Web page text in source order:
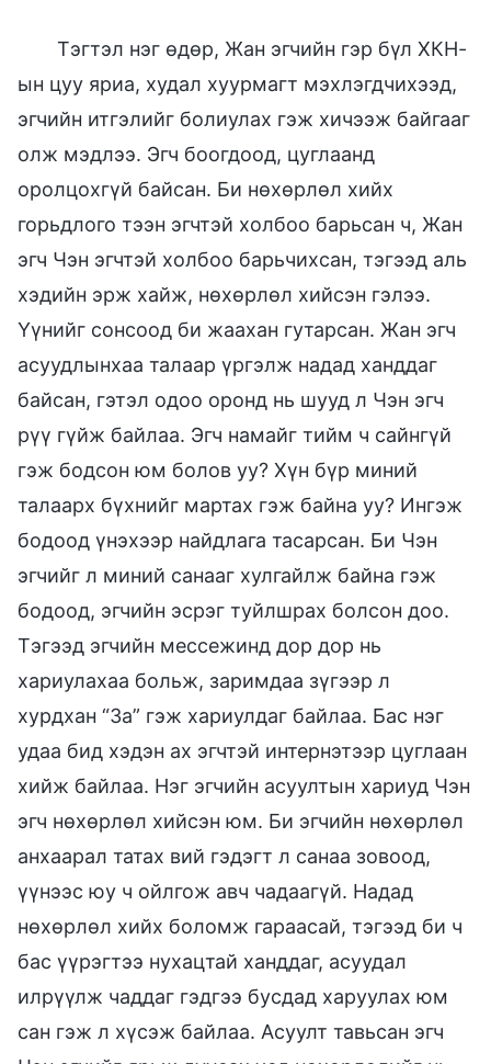
Тэгтэл нэг өдөр, Жан эгчийн гэр бүл ХКН-
ын цуу яриа, худал хуурмагт мэхлэгдчихээд,
эгчийн итгэлийг болиулах гэж хичээж байгааг
олж мэдлээ. Эгч боогдоод, цуглаанд
оролцохгүй байсан. Би нөхөрлөл хийх
горьдлого тээн эгчтэй холбоо барьсан ч, Жан
эгч Чэн эгчтэй холбоо барьчихсан, тэгээд аль
хэдийн эрж хайж, нөхөрлөл хийсэн гэлээ.
Үүнийг сонсоод би жаахан гутарсан. Жан эгч
асуудлынхаа талаар үргэлж надад ханддаг
байсан, гэтэл одоо оронд нь шууд л Чэн эгч
рүү гүйж байлаа. Эгч намайг тийм ч сайнгүй
гэж бодсон юм болов уу? Хүн бүр миний
талаарх бүхнийг мартах гэж байна уу? Ингэж
бодоод үнэхээр найдлага тасарсан. Би Чэн
эгчийг л миний санааг хулгайлж байна гэж
бодоод, эгчийн эсрэг туйлшрах болсон доо.
Тэгээд эгчийн мессежинд дор дор нь
хариулахаа больж, заримдаа зүгээр л
хурдхан “За” гэж хариулдаг байлаа. Бас нэг
удаа бид хэдэн ах эгчтэй интернэтээр цуглаан
хийж байлаа. Нэг эгчийн асуултын хариуд Чэн
эгч нөхөрлөл хийсэн юм. Би эгчийн нөхөрлөл
анхаарал татах вий гэдэгт л санаа зовоод,
үүнээс юу ч ойлгож авч чадаагүй. Надад
нөхөрлөл хийх боломж гараасай, тэгээд би ч
бас үүрэгтээ нухацтай ханддаг, асуудал
илрүүлж чаддаг гэдгээ бусдад харуулах юм
сан гэж л хүсэж байлаа. Асуулт тавьсан эгч